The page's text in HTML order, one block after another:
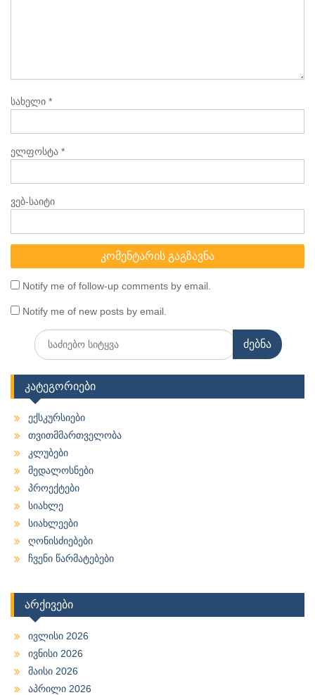
სახელი *
ელფოსტა *
ვებ-საიტი
Notify me of follow-up comments by email.
Notify me of new posts by email.
Search
for:
კატეგორიები
ექსკურსიები
თვითმმართველობა
კლუბები
მედალოსნები
პროექტები
სიახლე
სიახლეები
ღონისძიებები
ჩვენი წარმატებები
არქივები
ივლისი 2026
ივნისი 2026
მაისი 2026
აპრილი 2026